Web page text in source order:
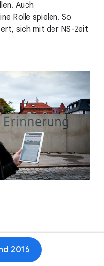
Auch
Rolle spielen. So
sich mit der NS-Zeit
2016